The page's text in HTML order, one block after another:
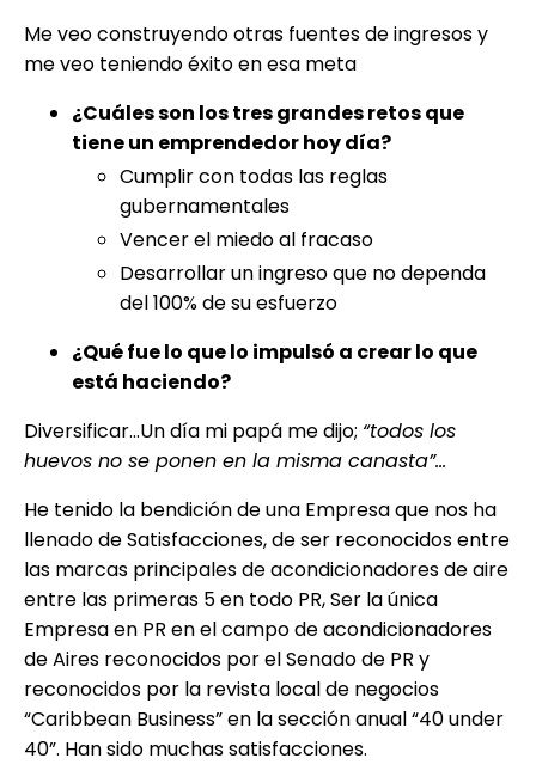
Me veo construyendo otras fuentes de ingresos y
me veo teniendo éxito en esa meta
¿Cuáles son los tres grandes retos que
tiene un emprendedor hoy día?
Cumplir con todas las reglas
gubernamentales
Vencer el miedo al fracaso
Desarrollar un ingreso que no dependa
del 100% de su esfuerzo
¿Qué fue lo que lo impulsó a crear lo que
está haciendo?
Diversificar…Un día mi papá me dijo; “todos los
huevos no se ponen en la misma canasta”…
He tenido la bendición de una Empresa que nos ha
llenado de Satisfacciones, de ser reconocidos entre
las marcas principales de acondicionadores de aire
entre las primeras 5 en todo PR, Ser la única
Empresa en PR en el campo de acondicionadores
de Aires reconocidos por el Senado de PR y
reconocidos por la revista local de negocios
“Caribbean Business” en la sección anual “40 under
40”. Han sido muchas satisfacciones.